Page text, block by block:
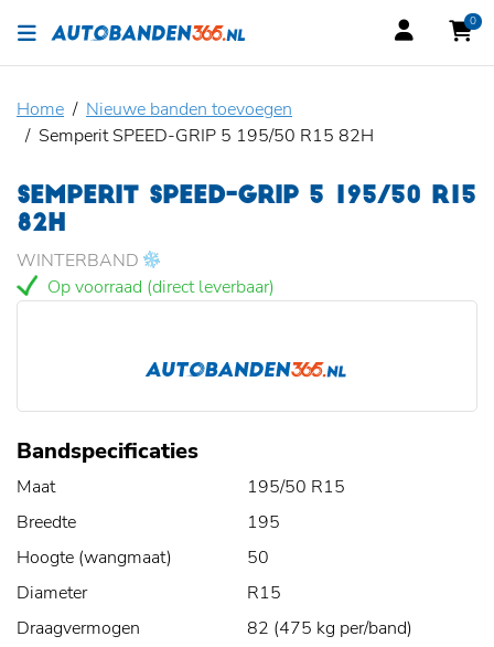
0
Home
Nieuwe banden toevoegen
Semperit SPEED-GRIP 5 195/50 R15 82H
SEMPERIT SPEED-GRIP 5 195/50 R15
82H
WINTERBAND
Op voorraad (direct leverbaar)
Bandspecificaties
Maat
195/50 R15
Breedte
195
Hoogte (wangmaat)
50
Diameter
R15
Draagvermogen
82 (475 kg per/band)